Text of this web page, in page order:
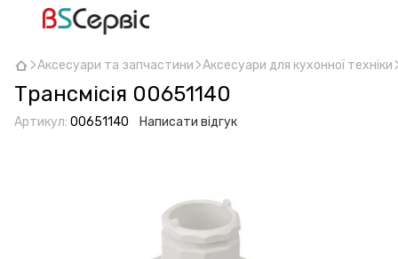
Аксесуари та запчастини Аксесуари для кухонної техніки
Трансмісія 00651140
Артикул: 00651140 Написати відгук